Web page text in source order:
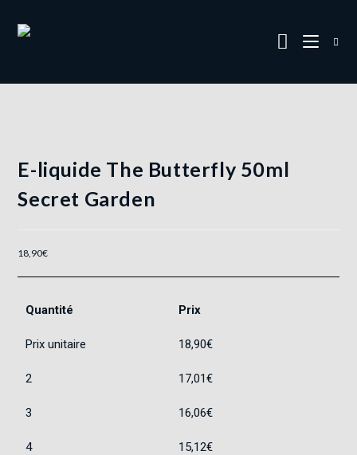
E-liquide The Butterfly 50ml
Secret Garden
18,90€
Quantité Prix
Prix unitaire 18,90€
2 17,01€
3 16,06€
4 15,12€